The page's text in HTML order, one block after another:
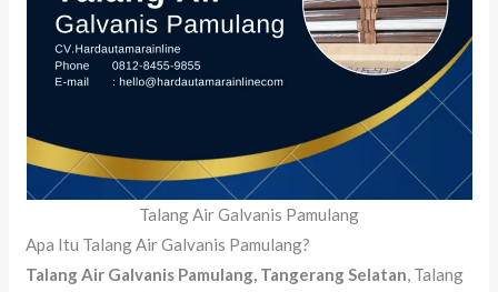
Talang Air Galvanis Pamulang
Apa Itu Talang Air Galvanis Pamulang?
Talang Air Galvanis Pamulang, Tangerang Selatan , Talang